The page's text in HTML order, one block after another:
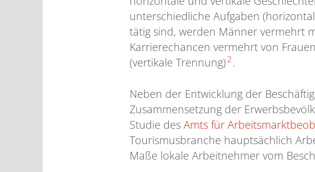
unterschiedliche Aufgaben
tätig sind, werden Männer vermehrt
Karrierechancen vermehrt von
(vertikale Trennung)2 .
Neben der Entwicklung der
Zusammensetzung der
Studie des Amts für
Tourismusbranche hauptsächlich
Maße lokale Arbeitnehmer vom